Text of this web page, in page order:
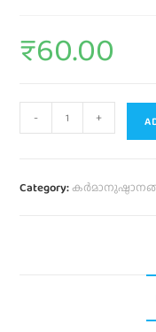
₹60.00
- +
Category: